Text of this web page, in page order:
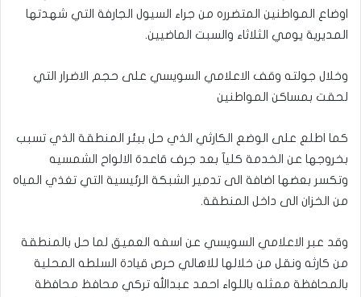
اوضاع المواطنين المتضرره من جراء السيول الجارفة التي شهدتها
المديرية يومي الثلاثاء والسبت الماضيين.
وخلال جولته وقف الاعلامي السويسي على حجم الاضرار التي
لحقت بمساكن المواطنين
كما اطلع على الوضع الكارثي الذي حل ببئر المنطقة الذي تسبب
بخروجها عن الخدمة كليآ بعد جرف قاعدة الالواح الشمسيه
وتكسر بعضها اضافة الى تدمير الشبكة الرئيسية التي تغذي المياه
من الخزان الى داخل المنطقة.
وقد عبر الاعلامي السويسي عن اسفه العميق لما حل بالمنطقة
من كارثه ونقل من خلالها للاهالي حرص قيادة السلطه المحلية
بالمحافظة ممثله باللواء احمد عبدالله تركي محافظ محافظة